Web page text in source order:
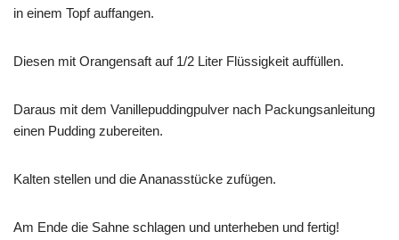
in einem Topf auffangen.
Diesen mit Orangensaft auf 1/2 Liter Flüssigkeit auffüllen.
Daraus mit dem Vanillepuddingpulver nach Packungsanleitung
einen Pudding zubereiten.
Kalten stellen und die Ananasstücke zufügen.
Am Ende die Sahne schlagen und unterheben und fertig!